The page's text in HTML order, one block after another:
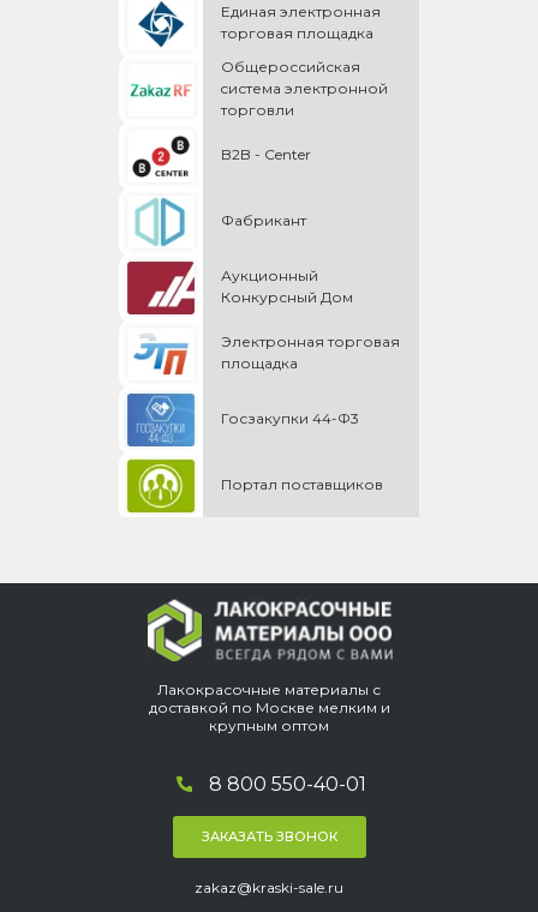
Единая электронная
торговая площадка
Общероссийская
cистема электронной
торговли
B2B - Center
Фабрикант
Аукционный
Конкурсный Дом
Электронная торговая
площадка
Госзакупки 44-Ф3
Портал поставщиков
Лакокрасочные материалы с
доставкой по Москве мелким и
крупным оптом
8 800 550-40-01
ЗАКАЗАТЬ ЗВОНОК
zakaz@kraski-sale.ru